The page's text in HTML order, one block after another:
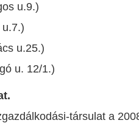
u.9.)
u.25.)
u. 12/1.)
társulat a